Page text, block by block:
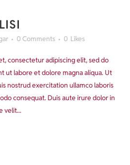
0 Comments 0 Likes
consectetur adipiscing elit, sed do
ut labore et dolore magna aliqua. Ut
nostrud exercitation ullamco laboris
consequat. Duis aute irure dolor in
velit...